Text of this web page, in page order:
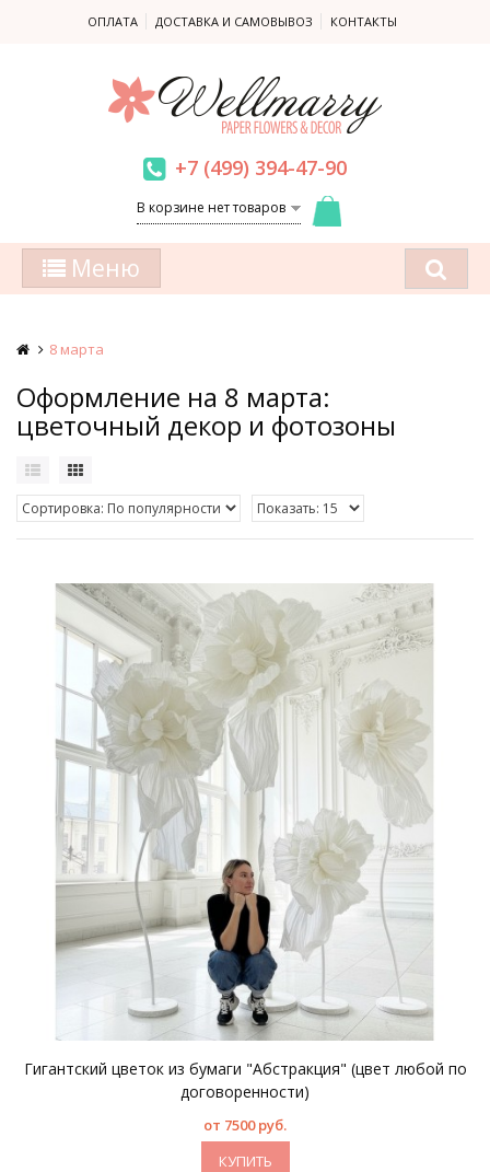
ОПЛАТА ДОСТАВКА И САМОВЫВОЗ КОНТАКТЫ
+7 (499) 394-47-90
В корзине нет товаров
Меню
8 марта
Оформление на 8 марта:
цветочный декор и фотозоны
Гигантский цветок из бумаги "Абстракция" (цвет любой по
договоренности)
от 7500 руб.
КУПИТЬ